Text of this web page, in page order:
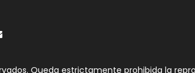
Queda estrictamente prohibida la